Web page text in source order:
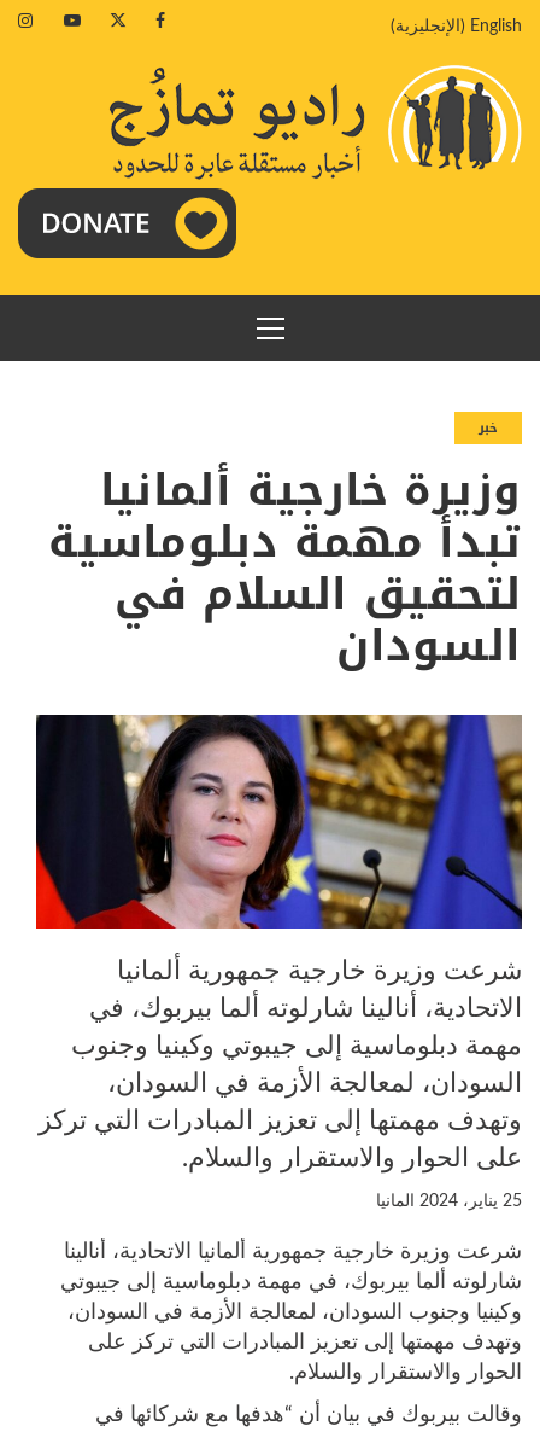
إلىEnglish
( الإنجليزية)
Facebook
Twitter
Youtube
القائمة
الرئيسية
خبر
وزيرة خارجية ألمانيا
تبدأ مهمة دبلوماسية
لتحقيق السلام في
السودان
شرعت وزيرة خارجية جمهورية ألمانيا
الاتحادية، أنالينا شارلوته ألما بيربوك، في
مهمة دبلوماسية إلى جيبوتي وكينيا وجنوب
السودان، لمعالجة الأزمة في السودان،
وتهدف مهمتها إلى تعزيز المبادرات التي تركز
على الحوار والاستقرار والسلام.
25 يناير، 2024 المانيا
شرعت وزيرة خارجية جمهورية ألمانيا الاتحادية، أنالينا
شارلوته ألما بيربوك، في مهمة دبلوماسية إلى جيبوتي
وكينيا وجنوب السودان، لمعالجة الأزمة في السودان،
وتهدف مهمتها إلى تعزيز المبادرات التي تركز على
الحوار والاستقرار والسلام.
وقالت بيربوك في بيان أن “هدفها مع شركائها في